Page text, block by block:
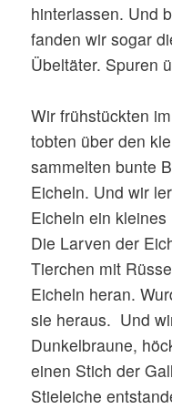
hinterlassen. Und
fanden wir sogar
Übeltäter. Spuren
Wir frühstückten
tobten über den
sammelten bunte
Eicheln. Und wir
Eicheln ein
Die Larven der
Tierchen mit
Eicheln heran.
sie heraus. Und
Dunkelbraune,
einen Stich der
Stieleiche